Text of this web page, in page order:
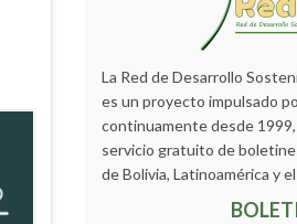
La Red de Desarrollo
es un proyecto impulsado
continuamente desde
servicio gratuito de
de Bolivia, Latinoamérica y